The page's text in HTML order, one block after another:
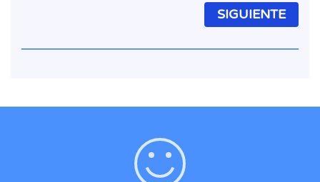
SIGUIENTE